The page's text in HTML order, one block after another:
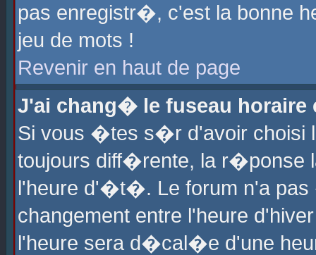
pas enregistr�, c'est la bonne
jeu de mots !
Revenir en haut de page
J'ai chang� le fuseau horaire
Si vous �tes s�r d'avoir choisi
toujours diff�rente, la r�ponse
l'heure d'�t�. Le forum n'a
changement entre l'heure
l'heure sera d�cal�e d'une